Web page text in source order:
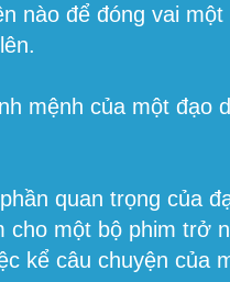
nào để đóng vai
mệnh của một đạo
quan trọng của
một bộ phim trở
kể câu chuyện của